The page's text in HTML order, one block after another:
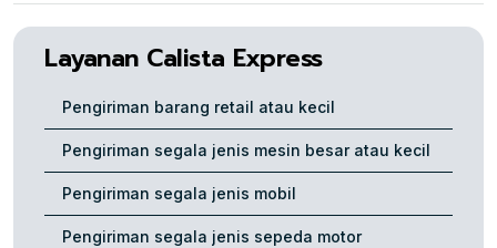
Layanan Calista Express
Pengiriman barang retail atau kecil
Pengiriman segala jenis mesin besar atau kecil
Pengiriman segala jenis mobil
Pengiriman segala jenis sepeda motor